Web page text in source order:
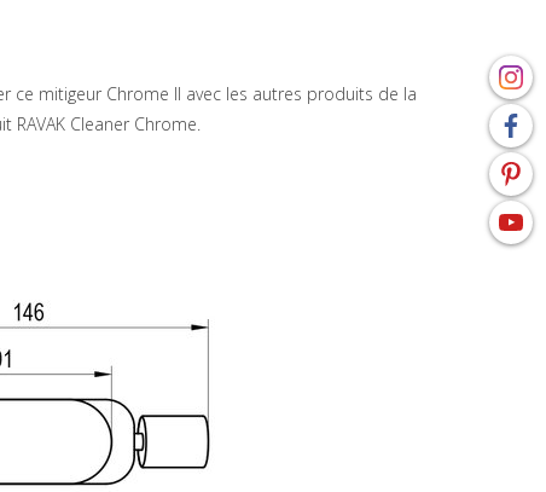
mitigeur Chrome II avec les autres produits de la
Cleaner Chrome.